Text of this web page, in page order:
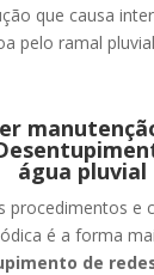
que causa
pelo ramal
água pluvial
procedimentos e
é a forma
de